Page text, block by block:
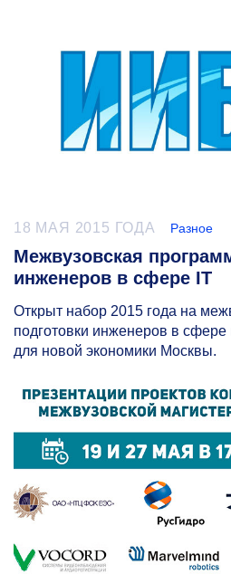
18 МАЯ 2015 ГОДА Разное
Межвузовская
инженеров в сфере IT
Открыт набор 2015 года на
подготовки инженеров в сфере
для новой экономики Москвы.